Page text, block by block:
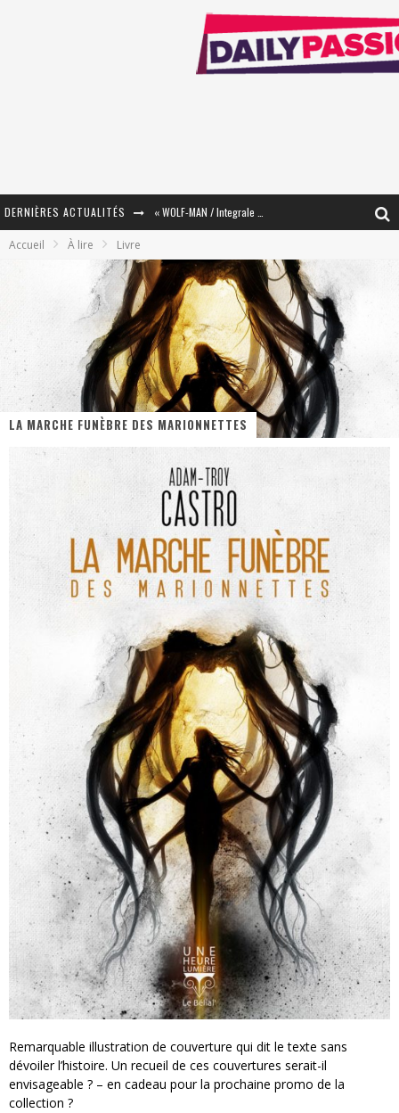
DERNIÈRES ACTUALITÉS
« Mon Village Révolté » - Combattre un Projet !
« Le Béton et le Bambou / Propositions pour Mayotte et le Monde. » - Améliorations !
Star Fox
PsyRiver 2026 : la magie revient sur les rives de l’Aar
« MOFUSAND / Parler Japonais » – Des Expressions Pratiques !
« Damn Them All » - Un duo de Choc !
Yoshi and the mysterious book
Accueil À lire Livre
LA MARCHE FUNÈBRE DES MARIONNETTES
Remarquable illustration de couverture qui dit le texte sans
dévoiler l’histoire. Un recueil de ces couvertures serait-il
envisageable ? – en cadeau pour la prochaine promo de la
collection ?